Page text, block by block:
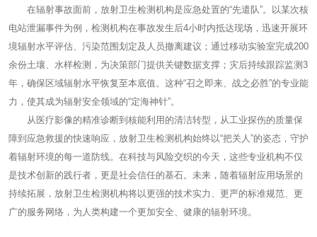
在辐射事故面前，放射卫生检测机构是应急处置的“先遣队”。以某次核
电站泄漏事件为例，检测机构在事故发生后4小时内抵达现场，迅速开展环
境辐射水平评估、污染范围划定及人员撤离建议；通过移动实验室完成200
余份土壤、水样检测，为决策部门提供关键数据支撑；灾后持续跟踪监测3
年，确保区域辐射水平恢复至本底值。这种“召之即来、战之必胜”的专业能
力，使其成为辐射安全领域的“定海神针”。
从医疗影像的精准诊断到核能利用的清洁转型，从工业探伤的质量保
障到应急救援的快速响应，放射卫生检测机构始终以“把关人”的姿态，守护
着辐射环境的每一道防线。在科技与风险交织的今天，这些专业机构不仅
是技术创新的践行者，更是社会信任的基石。未来，随着辐射应用场景的
持续拓展，放射卫生检测机构将以更强的技术实力、更严的标准规范、更
广的服务网络，为人类构建一个更加安全、健康的辐射环境。